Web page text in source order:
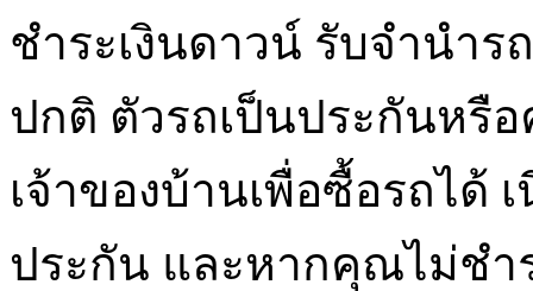
ชำระเงินดาวน์ รับจำนำ
ปกติ ตัวรถเป็นประกันหรื
เจ้าของบ้านเพื่อซื้อรถได้
ประกัน และหากคุณไม่ชำ